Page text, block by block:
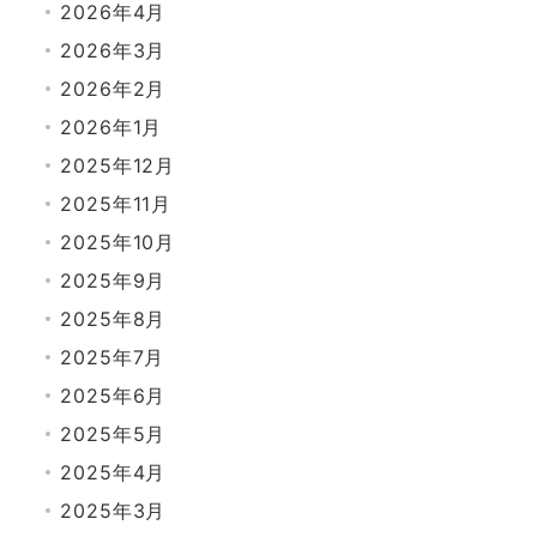
2026年4月
2026年3月
2026年2月
2026年1月
2025年12月
2025年11月
2025年10月
2025年9月
2025年8月
2025年7月
2025年6月
2025年5月
2025年4月
2025年3月